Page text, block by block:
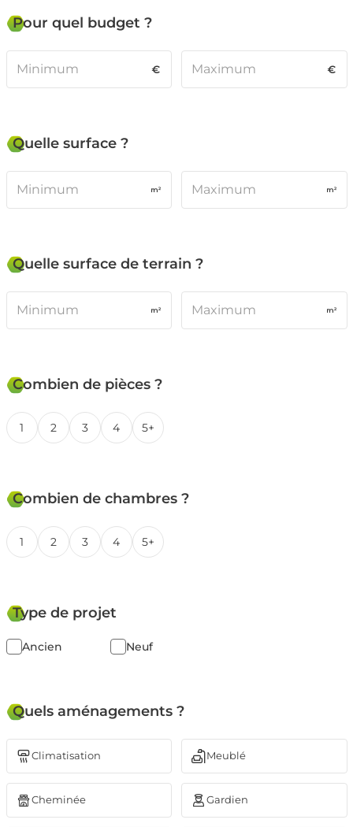
Pour quel budget ?
Quelle surface ?
Quelle surface de terrain ?
Combien de pièces ?
1 2 3 4 5+
Combien de chambres ?
1 2 3 4 5+
Type de projet
Ancien Neuf
Quels aménagements ?
Climatisation Meublé
Cheminée Gardien